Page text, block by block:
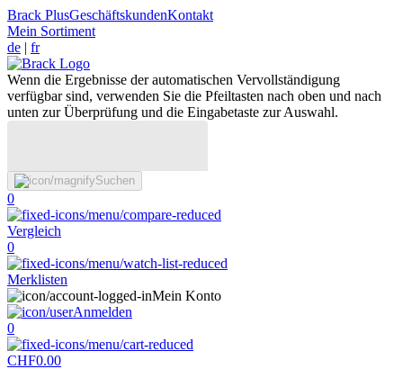
Brack PlusGeschäftskundenKontakt
Mein Sortiment
de | fr
Wenn die Ergebnisse der automatischen Vervollständigung
verfügbar sind, verwenden Sie die Pfeiltasten nach oben und nach
unten zur Überprüfung und die Eingabetaste zur Auswahl.
Suchen
0
Vergleich
0
Merklisten
Mein Konto
Anmelden
0
CHF0.00